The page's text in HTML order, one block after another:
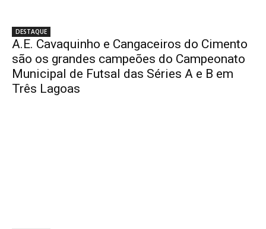
DESTAQUE
A.E. Cavaquinho e Cangaceiros do Cimento
são os grandes campeões do Campeonato
Municipal de Futsal das Séries A e B em
Três Lagoas